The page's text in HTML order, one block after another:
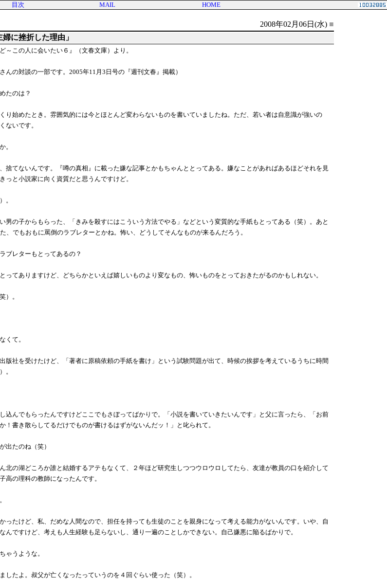
目次 MAIL HOME
2008年02月06日(水) ■
に挫折した理由」
～この人に会いたい６』（文春文庫）より。
んの対談の一部です。2005年11月3日号の『週刊文春』掲載）
たのは？
り始めたとき。雰囲気的には今とほとんど変わらないものを書いていましたね。ただ、若い者は自意識が強いの
ないです。
。
捨てないんです。『噂の真相』に載った嫌な記事とかもちゃんととってある。嫌なことがあればあるほどそれを見
っと小説家に向く資質だと思うんですけど。
。
男の子からもらった、「きみを殺すにはこういう方法でやる」などという変質的な手紙もとってある（笑）。あと
、でもおもに罵倒のラブレターとかね。怖い、どうしてそんなものが来るんだろう。
ブレターもとってあるの？
ってありますけど、どちらかといえば嬉しいものより変なもの、怖いものをとっておきたがるのかもしれない。
）。
くて。
版社を受けたけど、「著者に原稿依頼の手紙を書け」という試験問題が出て、時候の挨拶を考えているうちに時間
。
込んでもらったんですけどここでもさぼってばかりで。「小説を書いていきたいんです」と父に言ったら、「お前
！書き散らしてるだけでものが書けるはずがないんだッ！」と叱られて。
出たのね（笑）
北の湖どころか誰と結婚するアテもなくて、２年ほど研究生しつつウロウロしてたら、友達が教員の口を紹介して
高の理科の教師になったんです。
ったけど、私、だめな人間なので、担任を持っても生徒のことを親身になって考える能力がないんです。いや、自
んですけど、考えも人生経験も足らないし、通り一遍のことしかできない。自己嫌悪に陥るばかりで。
ゃうような。
したよ。叔父が亡くなったっていうのを４回ぐらい使った（笑）。